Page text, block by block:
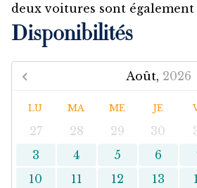
deux voitures sont également
Disponibilités
Août, 2026
LU MA ME JE
27 28 29 30
3
4 5 6
10
11 12 13